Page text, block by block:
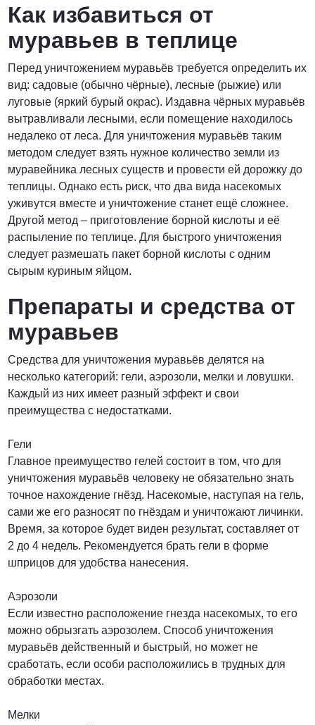
Как избавиться от
муравьев в теплице
Перед уничтожением муравьёв требуется определить их
вид: садовые (обычно чёрные), лесные (рыжие) или
луговые (яркий бурый окрас). Издавна чёрных муравьёв
вытравливали лесными, если помещение находилось
недалеко от леса. Для уничтожения муравьёв таким
методом следует взять нужное количество земли из
муравейника лесных существ и провести ей дорожку до
теплицы. Однако есть риск, что два вида насекомых
уживутся вместе и уничтожение станет ещё сложнее.
Другой метод – приготовление борной кислоты и её
распыление по теплице. Для быстрого уничтожения
следует размешать пакет борной кислоты с одним
сырым куриным яйцом.
Препараты и средства от
муравьев
Средства для уничтожения муравьёв делятся на
несколько категорий: гели, аэрозоли, мелки и ловушки.
Каждый из них имеет разный эффект и свои
преимущества с недостатками.
Гели
Главное преимущество гелей состоит в том, что для
уничтожения муравьёв человеку не обязательно знать
точное нахождение гнёзд. Насекомые, наступая на гель,
сами же его разносят по гнёздам и уничтожают личинки.
Время, за которое будет виден результат, составляет от
2 до 4 недель. Рекомендуется брать гели в форме
шприцов для удобства нанесения.
Аэрозоли
Если известно расположение гнезда насекомых, то его
можно обрызгать аэрозолем. Способ уничтожения
муравьёв действенный и быстрый, но может не
сработать, если особи расположились в трудных для
обработки местах.
Мелки